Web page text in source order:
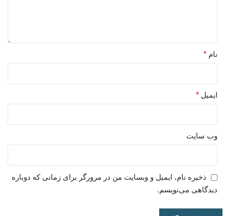
نام *
ایمیل *
وب‌ سایت
ذخیره نام، ایمیل و وبسایت من در مرورگر برای زمانی که دوباره
دیدگاهی می‌نویسم.